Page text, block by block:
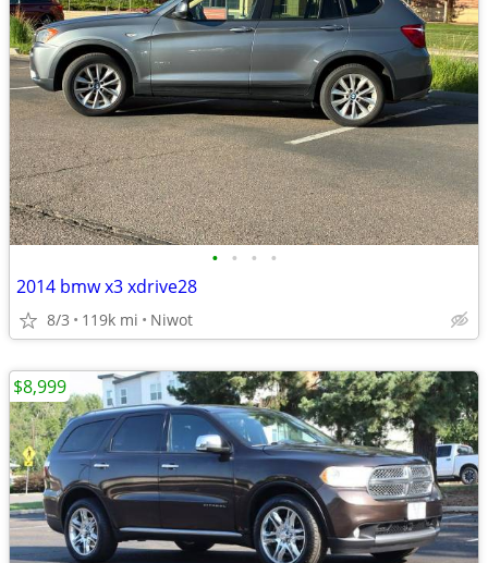
• • • •
2014 bmw x3 xdrive28
8/3 119k mi Niwot
$8,999